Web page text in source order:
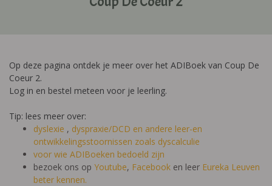
Op deze pagina ontdek je meer over het ADIBoek van Coup De
Coeur 2.
Log in en bestel meteen voor je leerling.
Tip: lees meer over:
dyslexie , dyspraxie/DCD en andere leer-en
ontwikkelingsstoornissen zoals dyscalculie
voor wie ADIBoeken bedoeld zijn
bezoek ons op Youtube, Facebook en leer Eureka Leuven
beter kennen.